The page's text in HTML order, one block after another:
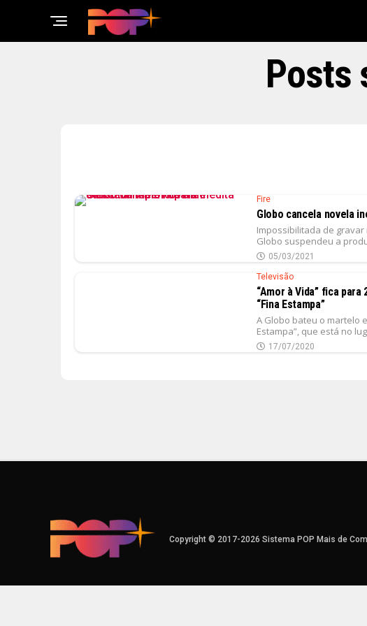
Posts
Fire
Globo cancela novela
Impossibilitada de
Globo suspendeu a
05/03/2021
Televisão
“Amor à Vida” fica
“Fina Estampa”
A Globo bateu o martelo
Estampa”, que está no
17/07/2020
Copyright © 2017-2026 Sistema POP Mais de